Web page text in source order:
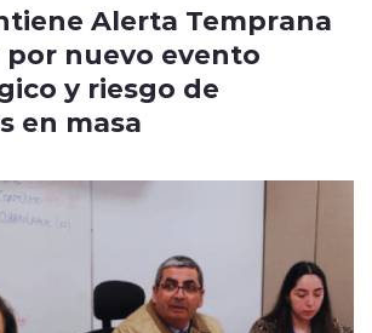
Alerta Temprana
por nuevo evento
y riesgo de
en masa